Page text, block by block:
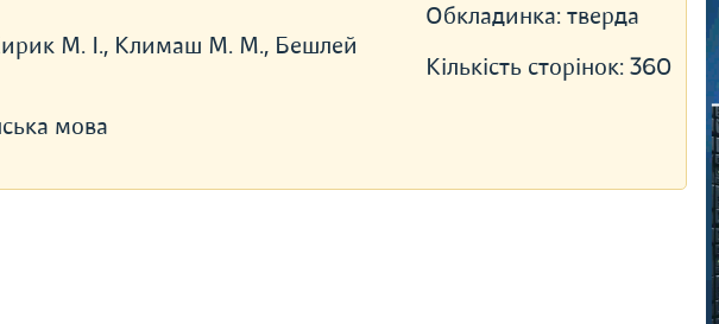
М. І., Климаш М. М., Бешлей
мова
Обкладинка: тверда
Кількість сторінок: 360